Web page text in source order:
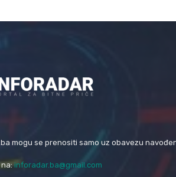
mogu se prenositi samo uz obavezu
na:inforadar.ba@gmail.com